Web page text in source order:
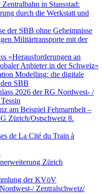
in Stansstad:
durch die Werkstatt und
der SBB ohne Geheimnisse
Militärtransporte mit der
«Herausforderungen an
Anbieter in der Schweiz»
Modelling: die digitale
SBB
2026 der RG Nordwest- /
am Beispiel Fehmarnbelt –
Zürich/Ostschweiz 8.
de La Cité du Train à
Zürich
der KVöV
Zentralschweiz/